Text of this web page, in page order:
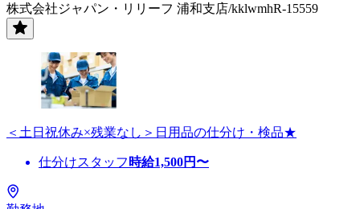
株式会社ジャパン・リリーフ 浦和支店/kklwmhR-15559
＜土日祝休み×残業なし＞日用品の仕分け・検品★
仕分けスタッフ 時給1,500円〜